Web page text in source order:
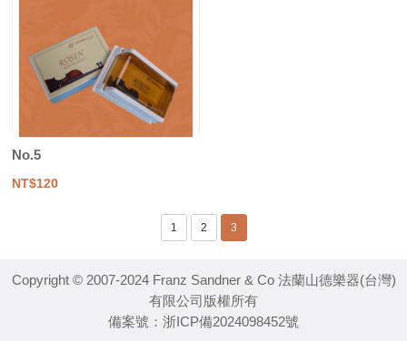
No.5
NT$120
1 2 3
Copyright © 2007-2024 Franz Sandner & Co 法蘭山德樂器(台灣)
有限公司版權所有
備案號： 浙ICP備2024098452號